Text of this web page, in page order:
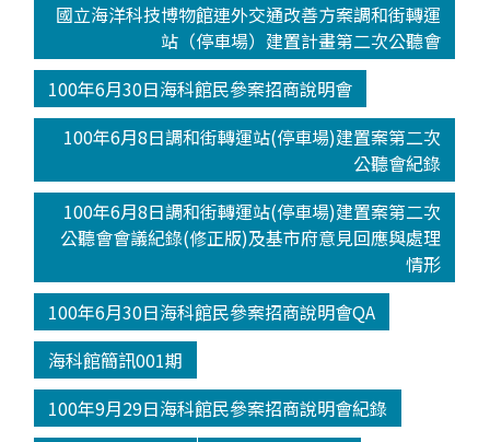
國立海洋科技博物館連外交通改善方案調和街轉運
站（停車場）建置計畫第二次公聽會
100年6月30日海科館民參案招商說明會
100年6月8日調和街轉運站(停車場)建置案第二次
公聽會紀錄
100年6月8日調和街轉運站(停車場)建置案第二次
公聽會會議紀錄(修正版)及基市府意見回應與處理
情形
100年6月30日海科館民參案招商說明會QA
海科館簡訊001期
100年9月29日海科館民參案招商說明會紀錄